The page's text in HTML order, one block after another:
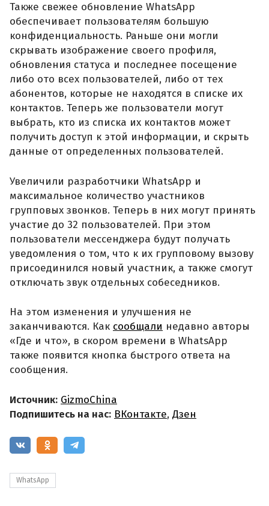
Также свежее обновление WhatsApp
обеспечивает пользователям большую
конфиденциальность. Раньше они могли
скрывать изображение своего профиля,
обновления статуса и последнее посещение
либо ото всех пользователей, либо от тех
абонентов, которые не находятся в списке их
контактов. Теперь же пользователи могут
выбрать, кто из списка их контактов может
получить доступ к этой информации, и скрыть
данные от определенных пользователей.
Увеличили разработчики WhatsApp и
максимальное количество участников
групповых звонков. Теперь в них могут принять
участие до 32 пользователей. При этом
пользователи мессенджера будут получать
уведомления о том, что к их групповому вызову
присоединился новый участник, а также смогут
отключать звук отдельных собеседников.
На этом изменения и улучшения не
заканчиваются. Как сообщали недавно авторы
«Где и что», в скором времени в WhatsApp
также появится кнопка быстрого ответа на
сообщения.
Источник: GizmoChina
Подпишитесь на нас: ВКонтакте, Дзен
WhatsApp